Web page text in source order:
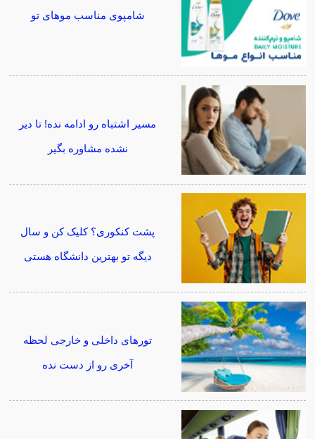
شامپوی مناسب موهای تو
مسیر اشتباه رو ادامه نده! تا دیر
نشده مشاوره بگیر
پشت کنکوری؟ کلیک کن و سال
دیگه تو بهترین دانشگاه هستی
تورهای داخلی و خارجی لحظه
آخری رو از دست نده